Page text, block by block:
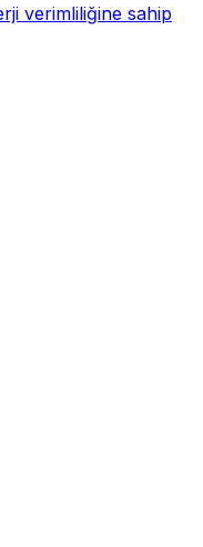
verimliliğine sahip